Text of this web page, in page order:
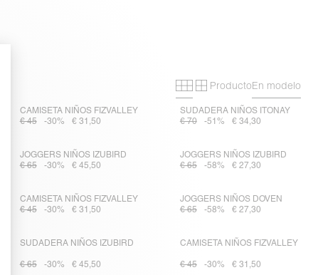
Primary grid
Secondary grid
ProductoEn modelo
CAMISETA NIÑOS FIZVALLEY
€ 45
-30% € 31,50
SUDADERA NIÑOS ITONAY
€ 70
-51% € 34,30
JOGGERS NIÑOS IZUBIRD
€ 65
-30% € 45,50
JOGGERS NIÑOS IZUBIRD
€ 65
-58% € 27,30
CAMISETA NIÑOS FIZVALLEY
€ 45
-30% € 31,50
JOGGERS NIÑOS DOVEN
€ 65
-58% € 27,30
SUDADERA NIÑOS IZUBIRD
€ 65 -30% € 45,50
CAMISETA NIÑOS FIZVALLEY
€ 45 -30% € 31,50